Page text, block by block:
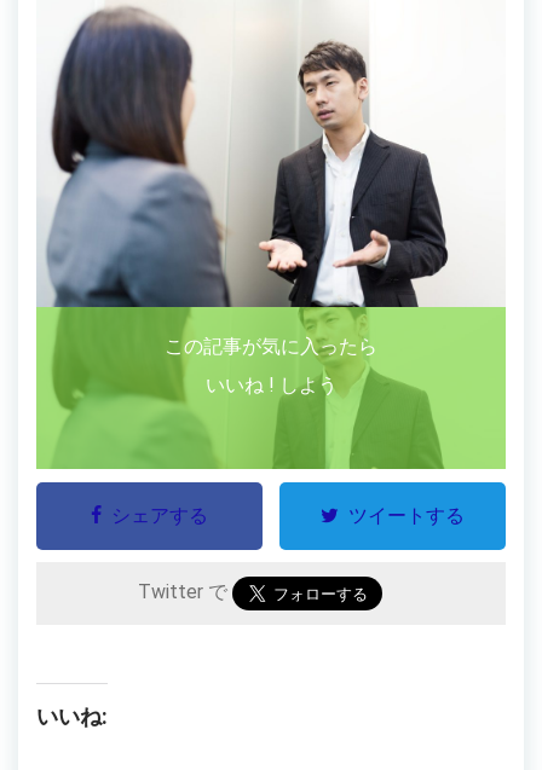
この記事が気に入ったら
いいね ! しよう
シェアする ツイートする
Twitter で
いいね: